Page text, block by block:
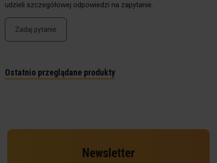
udzieli szczegółowej odpowiedzi na zapytanie.
Zadaj pytanie
Ostatnio przeglądane produkty
Newsletter